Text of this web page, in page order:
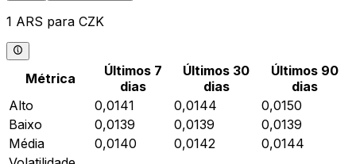
1 ARS para CZK
Métrica
Últimos 7
dias
Últimos 30
dias
Últimos 90
dias
Alto
0,0141 0,0144
0,0150
Baixo
0,0139 0,0139
0,0139
Média
0,0140 0,0142
0,0144